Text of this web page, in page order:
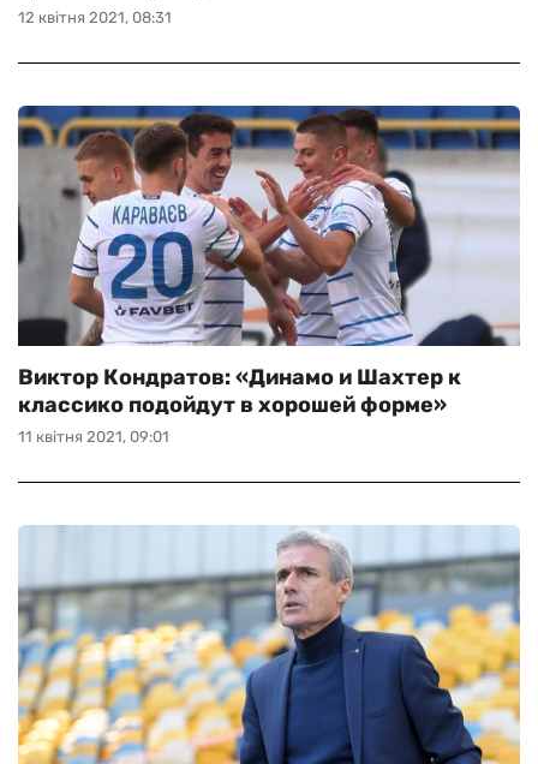
12 квітня 2021, 08:31
11 квітня 2021, 09:01
Виктор Кондратов: «Динамо и Шахтер к
классико подойдут в хорошей форме»